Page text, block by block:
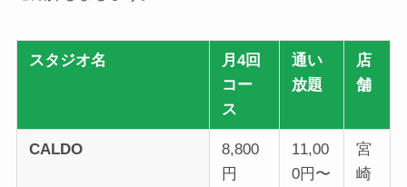
スタジオ名
月4回
コー
ス
通い
放題
店
舗
CALDO
8,800
円
11,00
0円〜
宮
崎